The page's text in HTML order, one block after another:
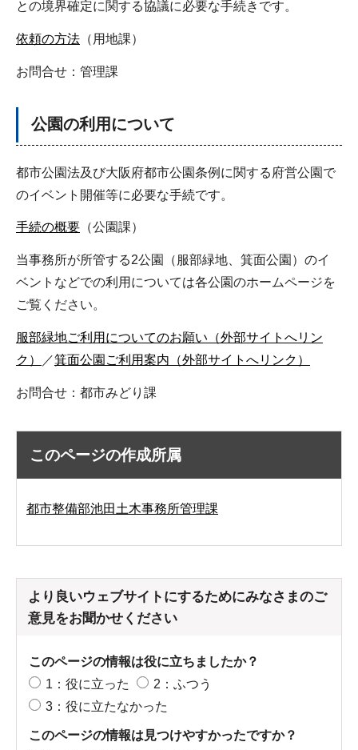
との境界確定に関する協議に必要な手続きです。
依頼の方法 （用地課）
お問合せ：管理課
公園の利用について
都市公園法及び大阪府都市公園条例に関する府営公園で
のイベント開催等に必要な手続です。
手続の概要 （公園課）
当事務所が所管する2公園（服部緑地、箕面公園）のイ
ベントなどでの利用については各公園のホームページを
ご覧ください。
服部緑地ご利用についてのお願い（外部サイトへリン
ク）
／箕面公園ご利用案内（外部サイトへリンク）
お問合せ：都市みどり課
このページの作成所属
都市整備部池田土木事務所管理課
より良いウェブサイトにするためにみなさまのご
意見をお聞かせください
このページの情報は役に立ちましたか？
1：役に立った
2：ふつう
3：役に立たなかった
このページの情報は見つけやすかったですか？